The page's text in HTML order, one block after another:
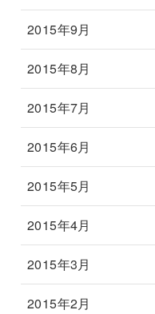
2015年9月
2015年8月
2015年7月
2015年6月
2015年5月
2015年4月
2015年3月
2015年2月